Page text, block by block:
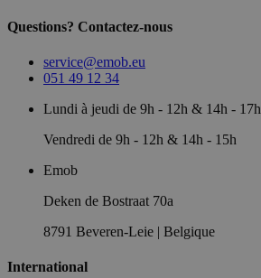
Questions? Contactez-nous
service@emob.eu
051 49 12 34
Lundi à jeudi de 9h - 12h & 14h - 17h
Vendredi de 9h - 12h & 14h - 15h
Emob
Deken de Bostraat 70a
8791 Beveren-Leie | Belgique
International